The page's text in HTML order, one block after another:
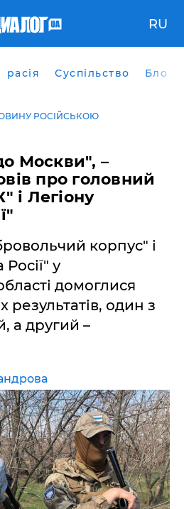
RU
расія Суспільство Блоги
РОСІЙСЬКОЮ
Москви", –
про головний
і Легіону
корпус" і
у
домоглися
результатів, один з
а другий –